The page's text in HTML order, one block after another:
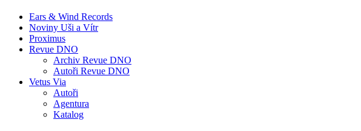
Ears & Wind Records
Noviny Uši a Vítr
Proximus
Revue DNO
Archiv Revue DNO
Autoři Revue DNO
Vetus Via
Autoři
Agentura
Katalog